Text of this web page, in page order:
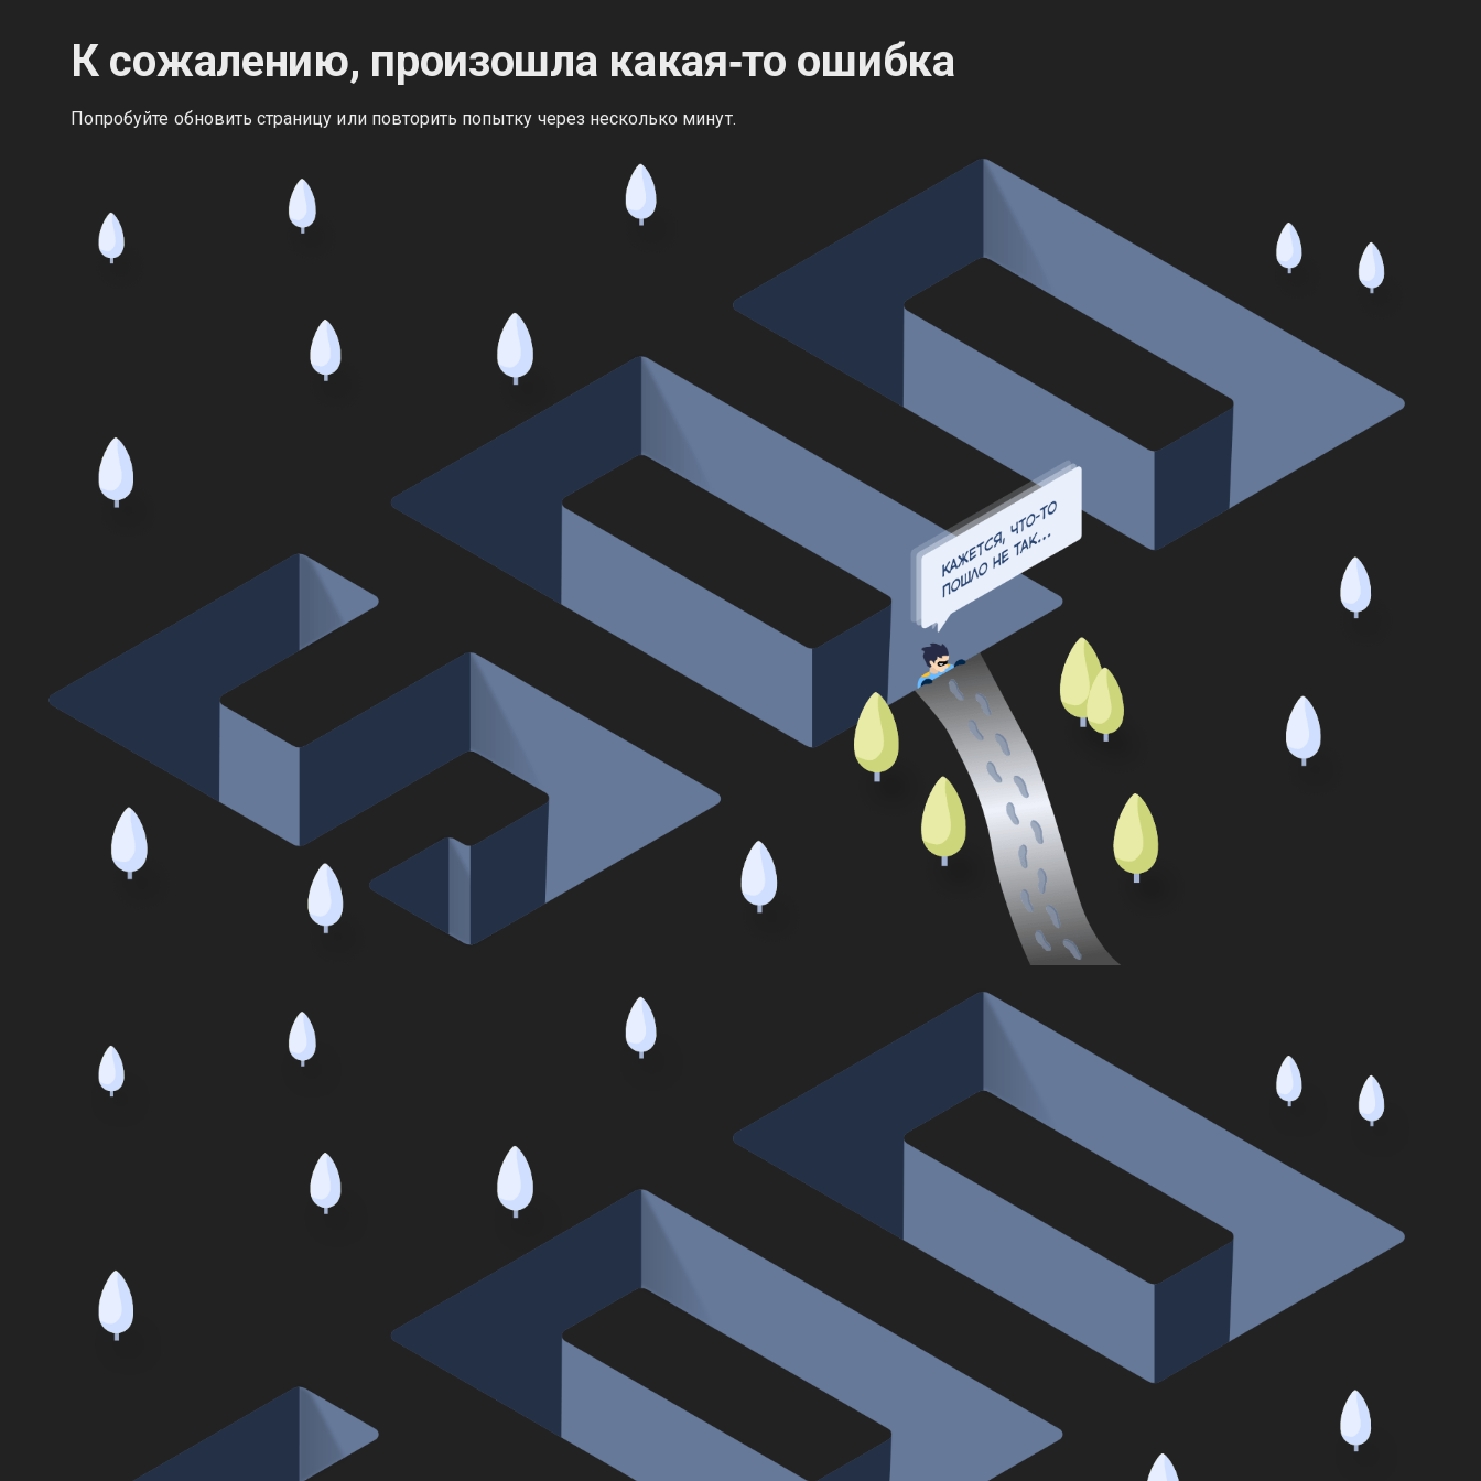
К сожалению, произошла какая‑то ошибка
Попробуйте обновить страницу или повторить попытку через несколько минут.